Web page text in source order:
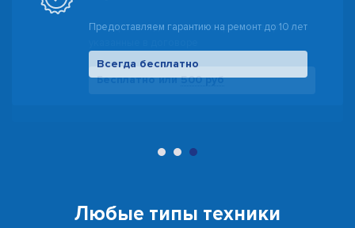
500 руб
Предоставляем гарантию на ремонт до 10 лет
Всегда бесплатно
Любые типы техники